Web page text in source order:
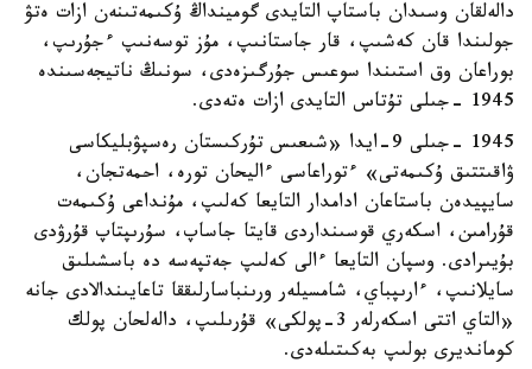
دالەلقان وسىدان باستاپ التايدى گومينداڭ ۇكىمەتىنەن ازات ەتۋ
جولىندا قان كەشىپ، قار جاستانىپ، مۇز توسەنىپ ءجۇرىپ،
بوراعان وق استىندا سوعىس جۇرگىزەدى، سونىڭ ناتيجەسىندە
1945 -جىلى تۇتاس التايدى ازات ەتەدى.
1945 -جىلى 9-ايدا «شىعىس تۇركىستان رەسپۋبليكاسى
ۋاقىتتىق ۇكىمەتى» ءتوراعاسى ءاليحان تورە، احمەتجان،
سايپيدەن باستاعان ادامدار التايعا كەلىپ، مۇنداعى ۇكىمەت
قۇرامىن، اسكەري قوسىنداردى قايتا جاساپ، سۇرىپتاپ قۇرۋدى
بۇيىرادى. وسپان التايعا ءالى كەلىپ جەتپەسە دە باسشىلىق
سايلانىپ، ءارىپباي، شامسيلەر ورىنباسارلىققا تاعايىندالادى جانە
«التاي اتتى اسكەرلەر 3-پولكى» قۇرىلىپ، دالەلحان پولك
كومانديرى بولىپ بەكىتىلەدى.